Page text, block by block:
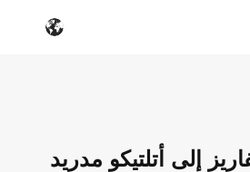
إلى أتلتيكو مدريد